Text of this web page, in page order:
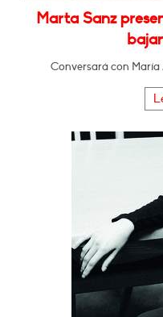
Marta Sanz
Conversará con María